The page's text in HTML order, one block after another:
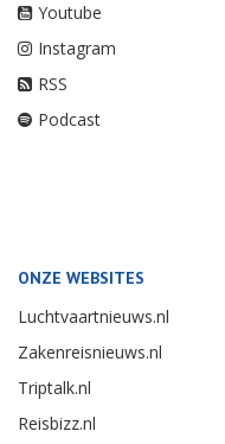
Youtube
Instagram
RSS
Podcast
ONZE WEBSITES
Luchtvaartnieuws.nl
Zakenreisnieuws.nl
Triptalk.nl
Reisbizz.nl